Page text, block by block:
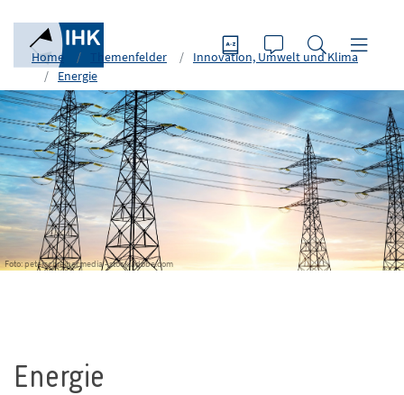
Home Themenfelder
Innovation, Umwelt und Klima
Energie
Foto: peterschreiber.media - stock.adobe.com
Energie